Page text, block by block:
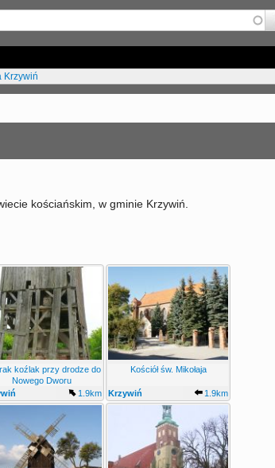
Jump to navigation
Krzywiń
kościańskim, w gminie Krzywiń.
koźlak przy drodze do
Nowego Dworu
1.9km
Kościół św. Mikołaja
Krzywiń 1.9km